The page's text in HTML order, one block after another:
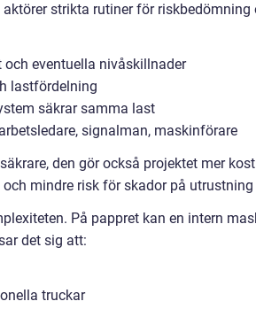
strikta rutiner för
eventuella nivåskillnader
lastfördelning
säkrar samma last
signalman, maskinförare
den gör också projektet mer
mindre risk för skador på utrustning
På pappret kan en intern
det sig att:
truckar